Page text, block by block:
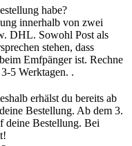
habe?
innerhalb von zwei
DHL. Sowohl Post als
stehen, dass
Emfpänger ist. Rechne
5 Werktagen. .
erhälst du bereits ab
Bestellung. Ab dem 3.
deine Bestellung. Bei